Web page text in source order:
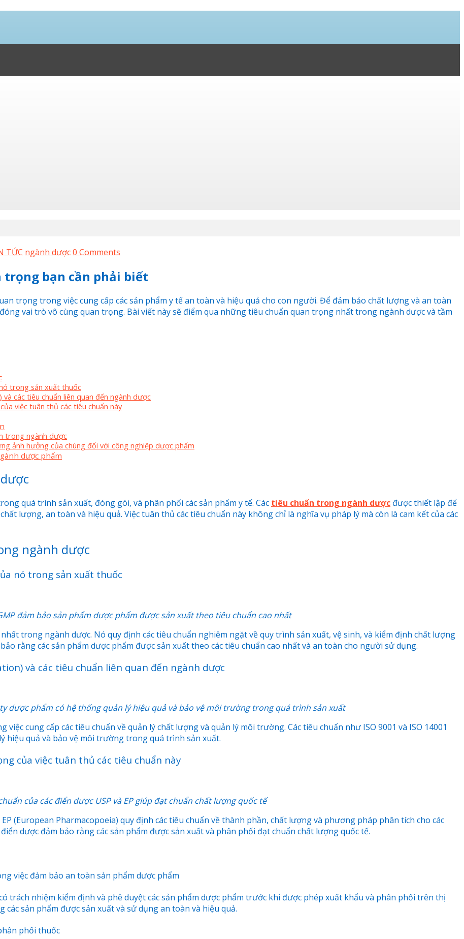
TỨC ngành dược0 Comments
bạn cần phải biết
trọng trong việc cung cấp các sản phẩm y tế an toàn và hiệu quả cho con người. Để đảm bảo chất lượng và an toàn
vai trò vô cùng quan trọng. Bài viết này sẽ điểm qua những tiêu chuẩn quan trọng nhất trong ngành dược và tầm
trong sản xuất thuốc
các tiêu chuẩn liên quan đến ngành dược
việc tuân thủ các tiêu chuẩn này
trong ngành dược
ảnh hưởng của chúng đối với công nghiệp dược phẩm
dược phẩm
quá trình sản xuất, đóng gói, và phân phối các sản phẩm y tế. Các tiêu chuẩn trong ngành dược được thiết lập để
lượng, an toàn và hiệu quả. Việc tuân thủ các tiêu chuẩn này không chỉ là nghĩa vụ pháp lý mà còn là cam kết của các
ngành dược
nó trong sản xuất thuốc
đảm bảo sản phẩm dược phẩm được sản xuất theo tiêu chuẩn cao nhất
trong ngành dược. Nó quy định các tiêu chuẩn nghiêm ngặt về quy trình sản xuất, vệ sinh, và kiểm định chất lượng
rằng các sản phẩm dược phẩm được sản xuất theo các tiêu chuẩn cao nhất và an toàn cho người sử dụng.
và các tiêu chuẩn liên quan đến ngành dược
dược phẩm có hệ thống quản lý hiệu quả và bảo vệ môi trường trong quá trình sản xuất
cung cấp các tiêu chuẩn về quản lý chất lượng và quản lý môi trường. Các tiêu chuẩn như ISO 9001 và ISO 14001
hiệu quả và bảo vệ môi trường trong quá trình sản xuất.
của việc tuân thủ các tiêu chuẩn này
của các điển dược USP và EP giúp đạt chuẩn chất lượng quốc tế
(European Pharmacopoeia) quy định các tiêu chuẩn về thành phần, chất lượng và phương pháp phân tích cho các
dược đảm bảo rằng các sản phẩm được sản xuất và phân phối đạt chuẩn chất lượng quốc tế.
việc đảm bảo an toàn sản phẩm dược phẩm
trách nhiệm kiểm định và phê duyệt các sản phẩm dược phẩm trước khi được phép xuất khẩu và phân phối trên thị
sản phẩm được sản xuất và sử dụng an toàn và hiệu quả.
phối thuốc